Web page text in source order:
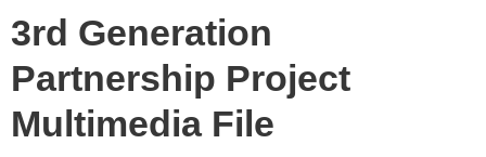
3rd Generation
Partnership Project
Multimedia File